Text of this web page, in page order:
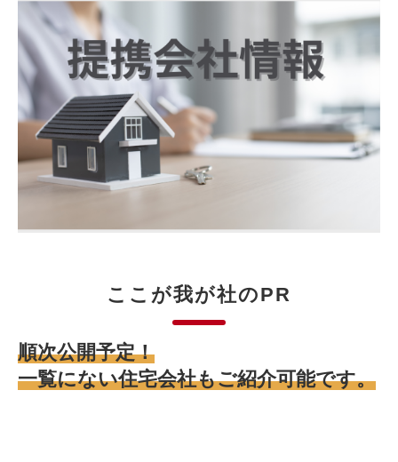
ここが我が社のPR
順次公開予定！
一覧にない住宅会社もご紹介可能です。